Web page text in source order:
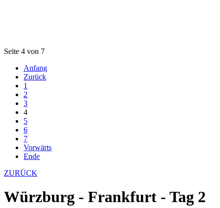
Seite 4 von 7
Anfang
Zurück
1
2
3
4
5
6
7
Vorwärts
Ende
ZURÜCK
Würzburg - Frankfurt - Tag 2